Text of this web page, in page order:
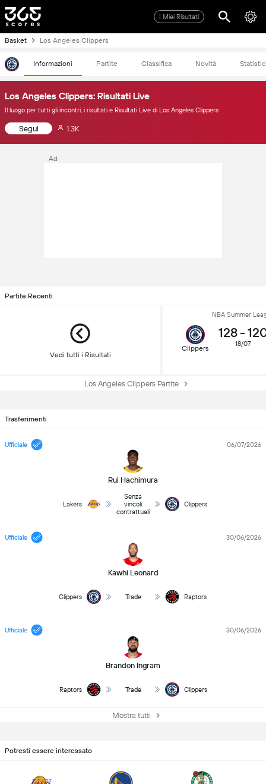
I Miei Risultati
Basket Los Angeles Clippers
Informazioni Partite Classifica Novità
Los Angeles Clippers: Risultati Live
Il luogo per tutti gli incontri, i risultati e Risultati Live di Los Angeles Clippers
Segui 1.3K
Ad
Partite Recenti
Vedi tutti i Risultati
NBA Summer
Clippers
128-
18/07
Los Angeles Clippers Partite
Trasferimenti
Ufficiale
Rui Hachimura
06/07/2026
Lakers
Senza
vincoli
contrattuali
Clippers
Ufficiale
Kawhi Leonard
30/06/2026
Clippers Trade Raptors
Ufficiale
Brandon Ingram
30/06/2026
Raptors Trade Clippers
Mostra tutti
Potresti essere interessato